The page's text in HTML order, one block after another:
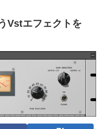
Vstエフェクトを